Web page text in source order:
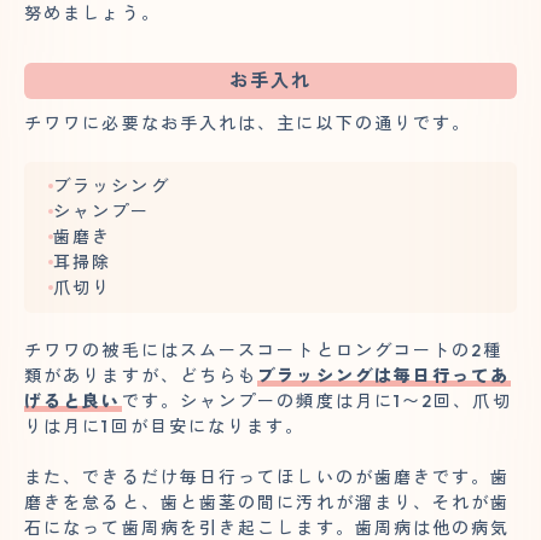
努めましょう。
お手入れ
チワワに必要なお手入れは、主に以下の通りです。
ブラッシング
シャンプー
歯磨き
耳掃除
爪切り
チワワの被毛にはスムースコートとロングコートの2種
類がありますが、どちらも ブラッシングは毎日行ってあ
げると良い です。シャンプーの頻度は月に1〜2回、爪切
りは月に1回が目安になります。
また、できるだけ毎日行ってほしいのが歯磨きです。歯
磨きを怠ると、歯と歯茎の間に汚れが溜まり、それが歯
石になって歯周病を引き起こします。歯周病は他の病気